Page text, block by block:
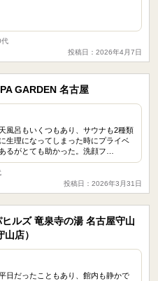
投稿日：2026年4月7日
GARDEN 名古屋
風呂もいくつもあり、サウナも2種類
生理になってしまった時にプライベ
るがとても助かった。洗顔フ…
投稿日：2026年3月31日
ルズ 竜泉寺の湯 名古屋守山
店）
日だったこともあり、館内も静かで